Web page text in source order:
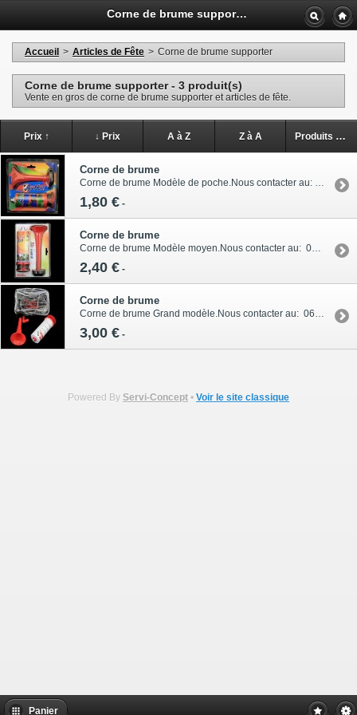
Corne de brume supporter - Vente en Gros et Demi-Gros - Dupont Jean
Accueil > Articles de Fête > Corne de brume supporter
Corne de brume supporter - 3 produit(s)
Vente en gros de corne de brume supporter et articles de fête.
Prix ↑ ↓ Prix A à Z Z à A Produits en stock
Corne de brume
1,80 € -
Corne de brume
2,40 € -
Corne de brume
3,00 € -
Powered By Servi-Concept • Voir le site classique
Panier